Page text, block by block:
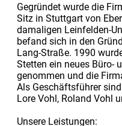
Gegründet wurde die
Sitz in Stuttgart von
damaligen Leinfelden-
befand sich in den
Lang-Straße. 1990
Stetten ein neues Büro-
genommen und die
Als Geschäftsführer
Lore Vohl, Roland Vohl
Unsere Leistungen: